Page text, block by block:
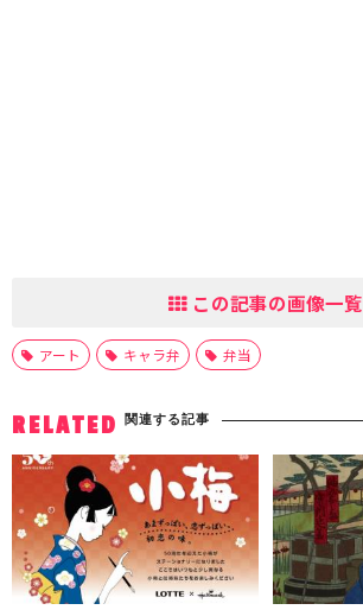
この記事の画像一覧
アート キャラ弁 弁当
RELATED 関連する記事